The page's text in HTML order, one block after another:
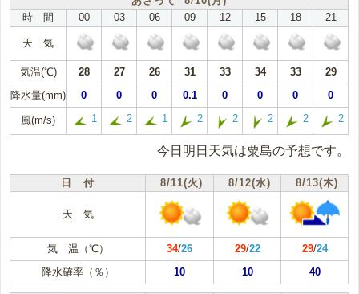
時 間
00 03 06 09 12 15 18 21
天 気
気温(℃) 28 27 26 31 33 34 33
29
降水量(mm)
0 0 0 0.1 0 0 0 0
風(m/s) 1 2 1 2 2 2 2 2
今日明日天気は粟島の予想です。
日 付 8/11(火) 8/12(水) 8/13(木)
天 気
気 温（℃） 34/26 29/22 29/24
降水確率（％）
10 10 40